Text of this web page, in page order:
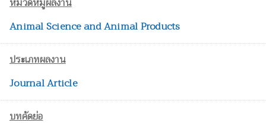
Animal Science and Animal Products
ประเภทผลงาน
Journal Article
บทคัดย่อ